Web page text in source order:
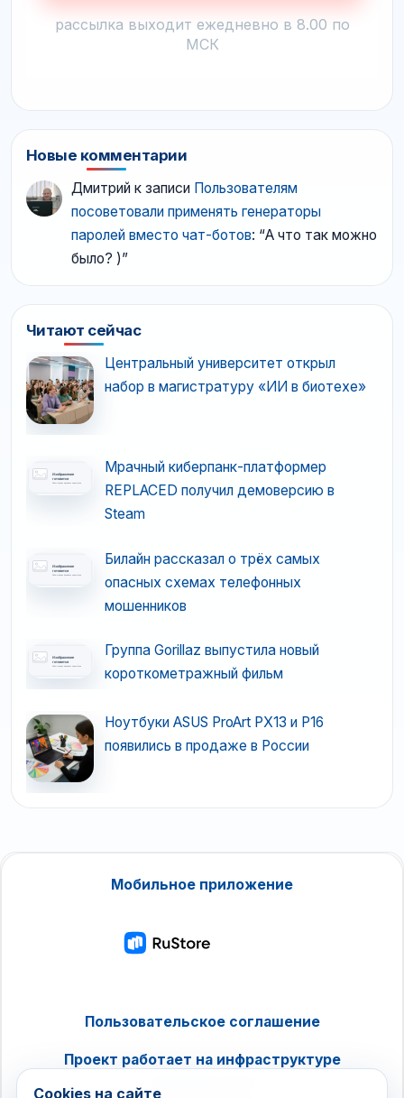
рассылка выходит ежедневно в 8.00 по
МСК
Новые комментарии
Дмитрий к записи Пользователям
посоветовали применять генераторы
паролей вместо чат-ботов: “А что так можно
было? )”
Читают сейчас
Центральный университет открыл
набор в магистратуру «ИИ в биотехе»
Мрачный киберпанк-платформер
REPLACED получил демоверсию в
Steam
Билайн рассказал о трёх самых
опасных схемах телефонных
мошенников
Группа Gorillaz выпустила новый
короткометражный фильм
Ноутбуки ASUS ProArt PX13 и P16
появились в продаже в России
Мобильное приложение
Пользовательское соглашение
Проект работает на инфраструктуре
Cookies на сайте